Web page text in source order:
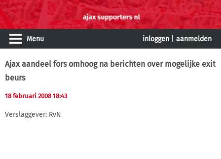
Menu inloggen aanmelden
Ajax aandeel fors omhoog na berichten over mogelijke exit
beurs
18 februari 2008 18:43
Verslaggever: RvN